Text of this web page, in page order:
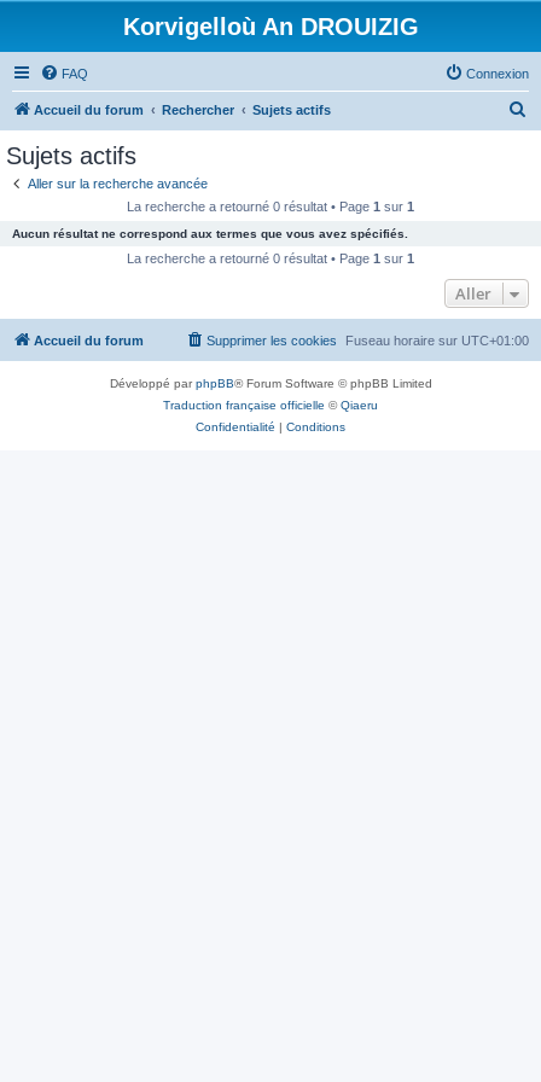
Korvigelloù An DROUIZIG
FAQ Connexion
Accueil du forum Rechercher Sujets actifs
c
e
Sujets actifs
Aller sur la recherche avancée
La recherche a retourné 0 résultat • Page 1 sur 1
Aucun résultat ne correspond aux termes que vous avez spécifiés.
La recherche a retourné 0 résultat • Page 1 sur 1
Aller
Accueil du forum Fuseau horaire sur UTC+01:00
Supprimer les cookies
Développé parphpBB® Forum Software © phpBB Limited
Traduction française officielle ©Qiaeru
Confidentialité | Conditions